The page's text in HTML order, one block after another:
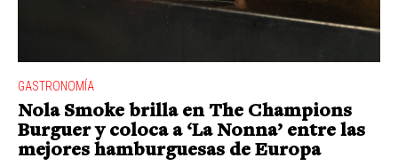
GASTRONOMÍA
Nola Smoke brilla en The Champions
Burguer y coloca a ‘La Nonna’ entre las
mejores hamburguesas de Europa